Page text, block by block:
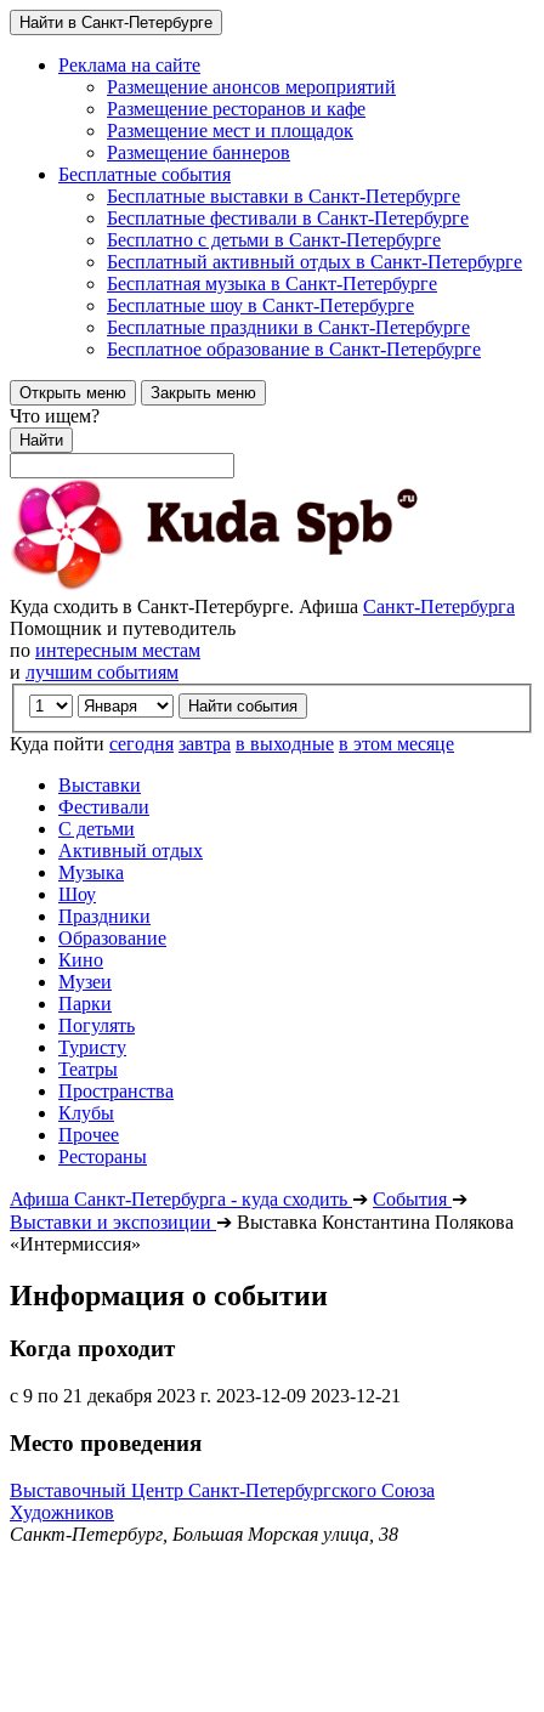
Найти в Санкт-Петербурге
Реклама на сайте
Размещение анонсов мероприятий
Размещение ресторанов и кафе
Размещение мест и площадок
Размещение баннеров
Бесплатные события
Бесплатные выставки в Санкт-Петербурге
Бесплатные фестивали в Санкт-Петербурге
Бесплатно с детьми в Санкт-Петербурге
Бесплатный активный отдых в Санкт-Петербурге
Бесплатная музыка в Санкт-Петербурге
Бесплатные шоу в Санкт-Петербурге
Бесплатные праздники в Санкт-Петербурге
Бесплатное образование в Санкт-Петербурге
Открыть меню Закрыть меню
Что ищем?
Найти
Куда сходить в Санкт-Петербурге. Афиша Санкт-Петербурга
Помощник и путеводитель
по интересным местам
и лучшим событиям
Куда пойти сегодня завтра в выходные в этом месяце
Выставки
Фестивали
С детьми
Активный отдых
Музыка
Шоу
Праздники
Образование
Кино
Музеи
Парки
Погулять
Туристу
Театры
Пространства
Клубы
Прочее
Рестораны
Афиша Санкт-Петербурга - куда сходить ➔ События ➔
Выставки и экспозиции ➔ Выставка Константина Полякова
«Интермиссия»
Информация о событии
Когда проходит
с 9 по 21 декабря 2023 г. 2023-12-09 2023-12-21
Место проведения
Выставочный Центр Санкт-Петербургского Союза
Художников
Санкт-Петербург, Большая Морская улица, 38